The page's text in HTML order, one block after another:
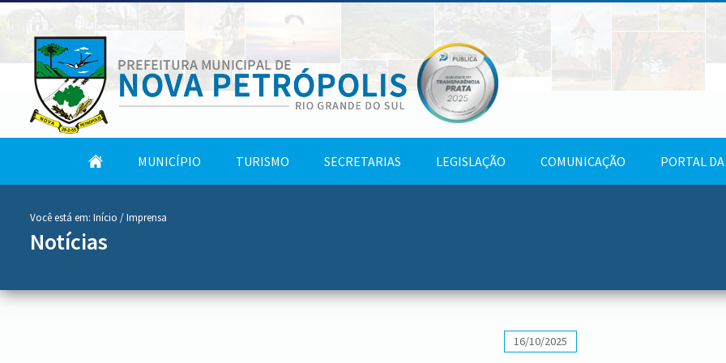
Tela
MUNICÍPIO TURISMO SECRETARIAS LEGISLAÇÃO COMUNICAÇÃO PORTAL
Você está em: Início / Imprensa
Notícias
16/10/2025